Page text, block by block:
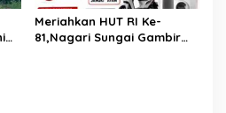
Meriahkan HUT RI Ke-
81,Nagari Sungai Gambir